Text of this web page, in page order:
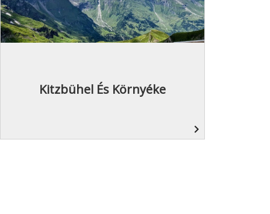
Kitzbühel És Környéke
navigate_next